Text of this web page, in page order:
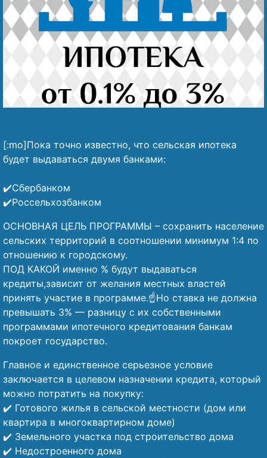
[:mo]Пока точно известно, что сельская ипотека
будет выдаваться двумя банками:
✔️Сбербанком
✔️Россельхозбанком
ОСНОВНАЯ ЦЕЛЬ ПРОГРАММЫ – сохранить население
сельских территорий в соотношении минимум 1:4 по
отношению к городскому.
ПОД КАКОЙ именно % будут выдаваться
кредиты,зависит от желания местных властей
принять участие в программе.☝️Но ставка не должна
превышать 3% — разницу с их собственными
программами ипотечного кредитования банкам
покроет государство.
Главное и единственное серьезное условие
заключается в целевом назначении кредита, который
можно потратить на покупку:
✔️ Готового жилья в сельской местности (дом или
квартира в многоквартирном доме)
✔️ Земельного участка под строительство дома
✔️ Недостроенного дома